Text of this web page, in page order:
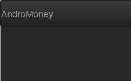
AndroMoney